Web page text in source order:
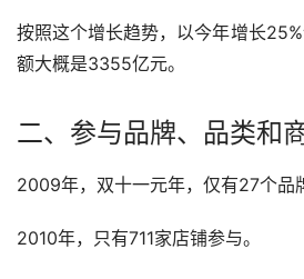
按照这个增长趋势，以今年增长
额大概是3355亿元。
二、参与品牌、品类和
2009年，双十一元年，仅有27个品
2010年，只有711家店铺参与。